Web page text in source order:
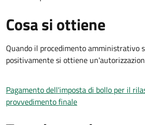
Cosa si ottiene
Quando il procedimento amministrativo
positivamente si ottiene
Pagamento dell'imposta di bollo per il
provvedimento finale